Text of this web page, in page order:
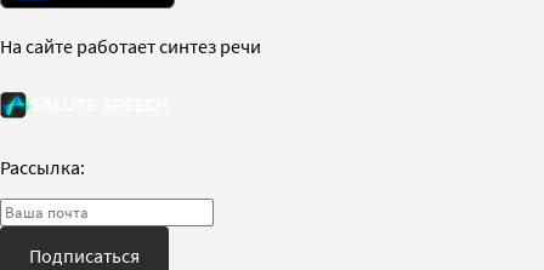
На сайте работает синтез речи
Рассылка:
Подписаться